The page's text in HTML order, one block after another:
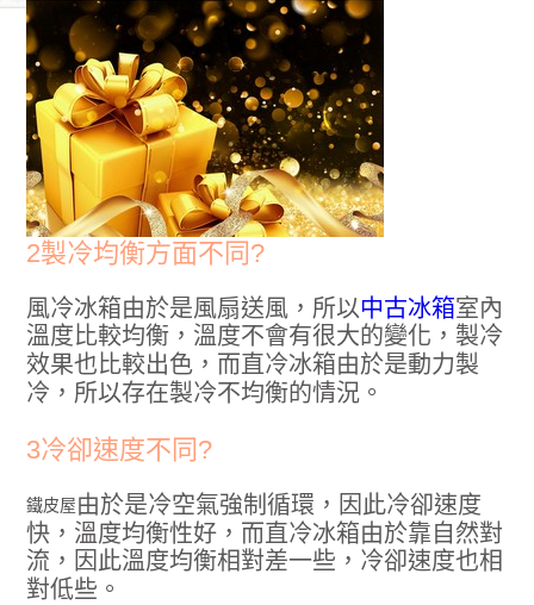
2製冷均衡方面不同?
風冷冰箱由於是風扇送風，所以中古冰箱室內
溫度比較均衡，溫度不會有很大的變化，製冷
效果也比較出色，而直冷冰箱由於是動力製
冷，所以存在製冷不均衡的情況。
3冷卻速度不同?
鐵皮屋由於是冷空氣強制循環，因此冷卻速度
快，溫度均衡性好，而直冷冰箱由於靠自然對
流，因此溫度均衡相對差一些，冷卻速度也相
對低些。